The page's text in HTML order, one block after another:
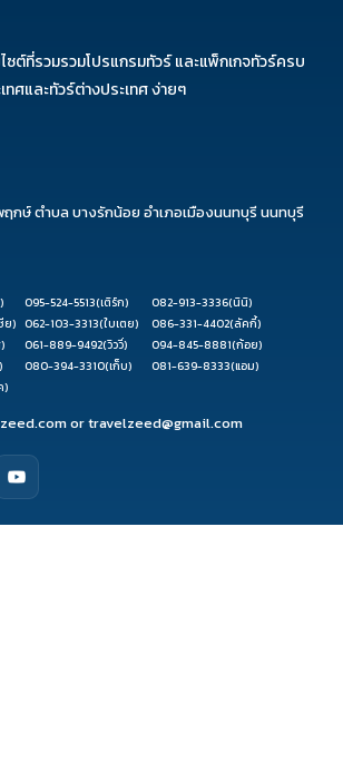
ซต์ที่รวมรวมโปรแกรมทัวร์ และแพ็กเกจทัวร์ครบ
ทศและทัวร์ต่างประเทศ ง่ายๆ
ฤกษ์ ตำบล บางรักน้อย อำเภอเมืองนนทบุรี นนทบุรี
095-524-5513(เติร์ก) 082-913-3336(นินิ)
ย) 062-103-3313(ใบเตย) 086-331-4402(ลัคกี้)
061-889-9492(วิววี่) 094-845-8881(ก้อย)
080-394-3310(เก็บ) 081-639-8333(แอม)
)
ortravelzeed@gmail.com